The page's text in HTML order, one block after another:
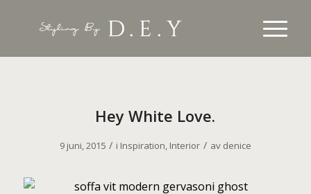
Hey White Love.
9 juni, 2015 / i Inspiration, Interior / av denice